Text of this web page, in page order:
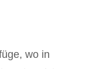
wo in